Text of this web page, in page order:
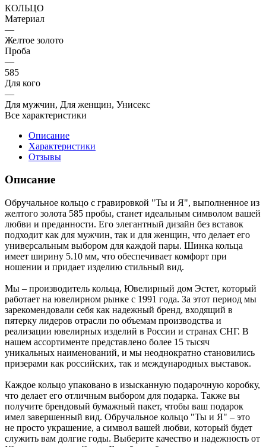
КОЛЬЦО
Материал
—
Желтое золото
Проба
—
585
Для кого
—
Для мужчин, Для женщин, Унисекс
Все характеристики
Описание
Характеристики
Отзывы
Описание
Обручальное кольцо с гравировкой "Ты и Я", выполненное из
желтого золота 585 пробы, станет идеальным символом вашей
любви и преданности. Его элегантный дизайн без вставок
подходит как для мужчин, так и для женщин, что делает его
универсальным выбором для каждой пары. Шинка кольца
имеет ширину 5.10 мм, что обеспечивает комфорт при
ношении и придает изделию стильный вид.
Мы – производитель кольца, Ювелирный дом Эстет, который
работает на ювелирном рынке с 1991 года. За этот период мы
зарекомендовали себя как надежный бренд, входящий в
пятерку лидеров отрасли по объемам производства и
реализации ювелирных изделий в России и странах СНГ. В
нашем ассортименте представлено более 15 тысяч
уникальных наименований, и мы неоднократно становились
призерами как российских, так и международных выставок.
Каждое кольцо упаковано в изысканную подарочную коробку,
что делает его отличным выбором для подарка. Также вы
получите брендовый бумажный пакет, чтобы ваш подарок
имел завершенный вид. Обручальное кольцо "Ты и Я" – это
не просто украшение, а символ вашей любви, который будет
служить вам долгие годы. Выберите качество и надежность от